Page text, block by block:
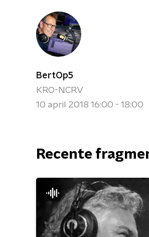
BertOp5
KRO-NCRV
10 april 2018 16:00 - 18:00
Recente